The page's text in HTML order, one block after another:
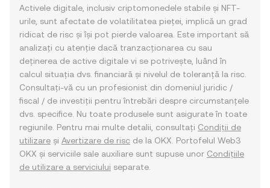
Activele digitale, inclusiv criptomonedele stabile și NFT-
urile, sunt afectate de volatilitatea pieței, implică un grad
ridicat de risc și își pot pierde valoarea. Este important să
analizați cu atenție dacă tranzacționarea cu sau
deținerea de active digitale vi se potrivește, luând în
calcul situația dvs. financiară și nivelul de toleranță la risc.
Consultați-vă cu un profesionist din domeniul juridic /
fiscal / de investiții pentru întrebări despre circumstanțele
dvs. specifice. Nu toate produsele sunt asigurate în toate
regiunile. Pentru mai multe detalii, consultați Condiții de
utilizare și Avertizare de risc de la OKX. Portofelul Web3
OKX și serviciile sale auxiliare sunt supuse unor Condițiile
de utilizare a serviciului separate.